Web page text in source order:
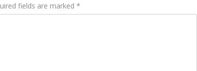
fields are marked *